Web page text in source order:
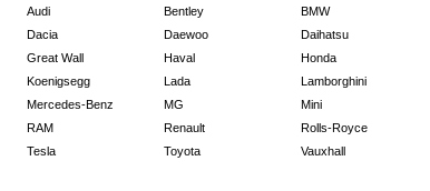
Audi Bentley BMW
Dacia Daewoo Daihatsu
Great Wall Haval Honda
Koenigsegg Lada Lamborghini
Mercedes-Benz MG Mini
RAM Renault Rolls-Royce
Tesla Toyota Vauxhall